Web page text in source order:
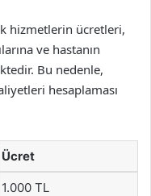
hizmetlerin ücretleri,
ve hastanın
Bu nedenle,
hesaplaması
Ücret
1.000 TL